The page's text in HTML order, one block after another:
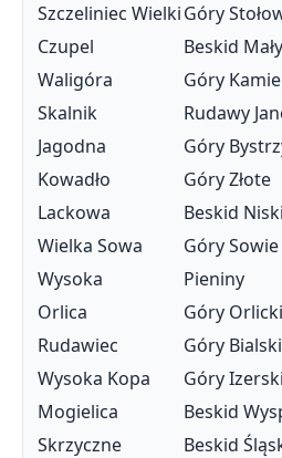
Szczeliniec WielkiGóry
Czupel
Beskid Mały
Waligóra
Góry
Skalnik
Rudawy
Jagodna
Góry
Kowadło
Góry Złote
Lackowa
Beskid Niski
Wielka Sowa
Góry Sowie
Wysoka
Pieniny
Orlica
Góry
Rudawiec
Góry
Wysoka Kopa
Góry
Mogielica
Beskid
Skrzyczne
Beskid